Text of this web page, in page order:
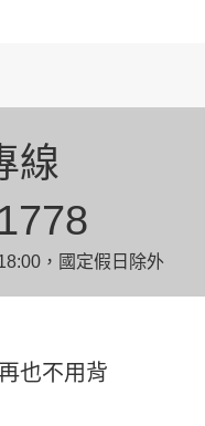
線
，國定假日除外
也不用背